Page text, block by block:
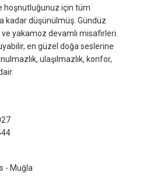
hoşnutluğunuz için tüm
kadar düşünülmüş. Gündüz
ve yakamoz devamlı misafirleri.
en güzel doğa seslerine
ulaşılmazlık, konfor,
- Muğla